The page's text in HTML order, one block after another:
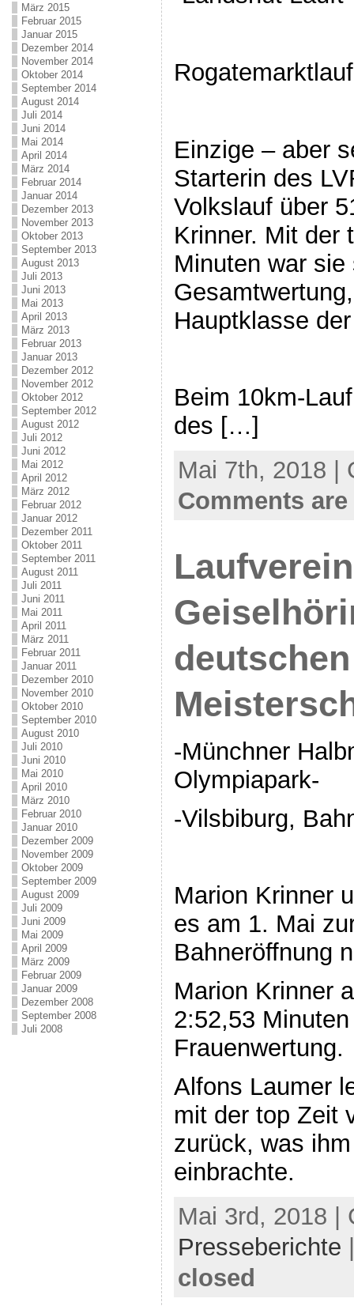
März 2015
Februar 2015
Januar 2015
Dezember 2014
November 2014
Oktober 2014
September 2014
August 2014
Juli 2014
Juni 2014
Mai 2014
April 2014
März 2014
Februar 2014
Januar 2014
Dezember 2013
November 2013
Oktober 2013
September 2013
August 2013
Juli 2013
Juni 2013
Mai 2013
April 2013
März 2013
Februar 2013
Januar 2013
Dezember 2012
November 2012
Oktober 2012
September 2012
August 2012
Juli 2012
Juni 2012
Mai 2012
April 2012
März 2012
Februar 2012
Januar 2012
Dezember 2011
Oktober 2011
September 2011
August 2011
Juli 2011
Juni 2011
Mai 2011
April 2011
März 2011
Februar 2011
Januar 2011
Dezember 2010
November 2010
Oktober 2010
September 2010
August 2010
Juli 2010
Juni 2010
Mai 2010
April 2010
März 2010
Februar 2010
Januar 2010
Dezember 2009
November 2009
Oktober 2009
September 2009
August 2009
Juli 2009
Juni 2009
Mai 2009
April 2009
März 2009
Februar 2009
Januar 2009
Dezember 2008
September 2008
Juli 2008
Einzige – aber
Starterin des
Volkslauf über
Krinner. Mit der
Minuten war
Hauptklasse
Beim 10km-
des […]
Mai 7th, 2018 |
Comments
-Münchner
Olympiapark-
-Vilsbiburg,
Marion Krinner
es am 1. Mai
Bahneröffnung
Marion Krinner
2:52,53
Frauenwertung.
Alfons Laumer
mit der top Zeit
zurück, was
einbrachte.
Mai 3rd, 2018 |
Presseberichte
closed